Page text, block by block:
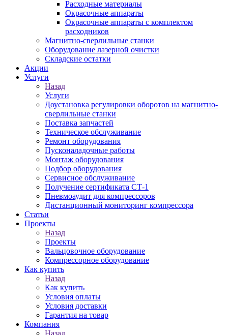
Расходные материалы
Окрасочные аппараты
Окрасочные аппараты с комплектом
расходников
Магнитно-сверлильные станки
Оборудование лазерной очистки
Складские остатки
Акции
Услуги
Назад
Услуги
Доустановка регулировки оборотов на магнитно-
сверлильные станки
Поставка запчастей
Техническое обслуживание
Ремонт оборудования
Пусконаладочные работы
Монтаж оборудования
Подбор оборудования
Сервисное обслуживание
Получение сертификата СТ-1
Пневмоаудит для компрессоров
Дистанционный мониторинг компрессора
Статьи
Проекты
Назад
Проекты
Вальцовочное оборудование
Компрессорное оборудование
Как купить
Назад
Как купить
Условия оплаты
Условия доставки
Гарантия на товар
Компания
Назад